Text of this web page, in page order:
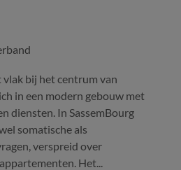
vlak bij het centrum van
in een modern gebouw met
diensten. In SassemBourg
somatische als
verspreid over
Het...